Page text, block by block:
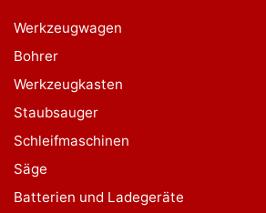
Werkzeugwagen
Bohrer
Werkzeugkasten
Staubsauger
Schleifmaschinen
Säge
Batterien und Ladegeräte